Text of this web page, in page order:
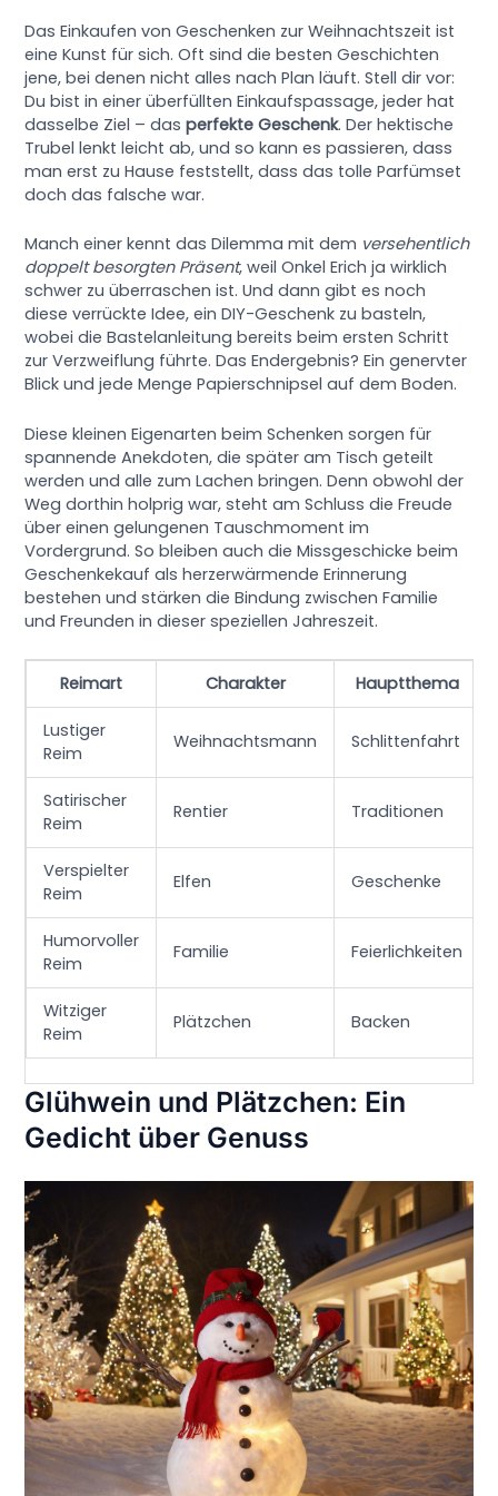
Das Einkaufen von Geschenken zur Weihnachtszeit ist
eine Kunst für sich. Oft sind die besten Geschichten
jene, bei denen nicht alles nach Plan läuft. Stell dir vor:
Du bist in einer überfüllten Einkaufspassage, jeder hat
dasselbe Ziel – dasperfekte Geschenk. Der hektische
Trubel lenkt leicht ab, und so kann es passieren, dass
man erst zu Hause feststellt, dass das tolle Parfümset
doch das falsche war.
Manch einer kennt das Dilemma mit dem versehentlich
doppelt besorgten Präsent, weil Onkel Erich ja wirklich
schwer zu überraschen ist. Und dann gibt es noch
diese verrückte Idee, ein DIY-Geschenk zu basteln,
wobei die Bastelanleitung bereits beim ersten Schritt
zur Verzweiflung führte. Das Endergebnis? Ein genervter
Blick und jede Menge Papierschnipsel auf dem Boden.
Diese kleinen Eigenarten beim Schenken sorgen für
spannende Anekdoten, die später am Tisch geteilt
werden und alle zum Lachen bringen. Denn obwohl der
Weg dorthin holprig war, steht am Schluss die Freude
über einen gelungenen Tauschmoment im
Vordergrund. So bleiben auch die Missgeschicke beim
Geschenkekauf als herzerwärmende Erinnerung
bestehen und stärken die Bindung zwischen Familie
und Freunden in dieser speziellen Jahreszeit.
Reimart Charakter Hauptthema
Lustiger
Reim
Weihnachtsmann Schlittenfahrt
Satirischer
Reim
Rentier Traditionen
Verspielter
Reim
Elfen Geschenke
Humorvoller
Reim
Familie Feierlichkeiten
Witziger
Reim
Plätzchen Backen
Glühwein und Plätzchen: Ein
Gedicht über Genuss